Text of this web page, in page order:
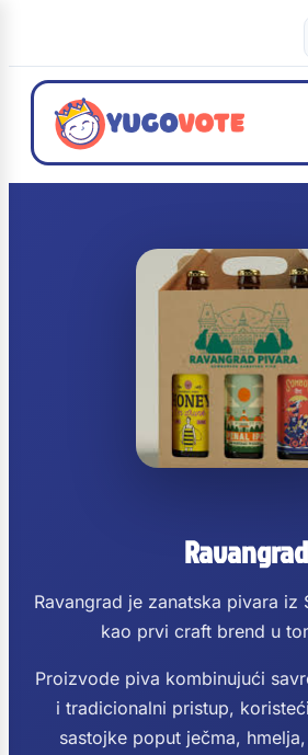
Ravangrad
Ravangrad je zanatska pivara iz
kao prvi craft brend u
Proizvode piva kombinujući
i tradicionalni pristup,
sastojke poput ječma,